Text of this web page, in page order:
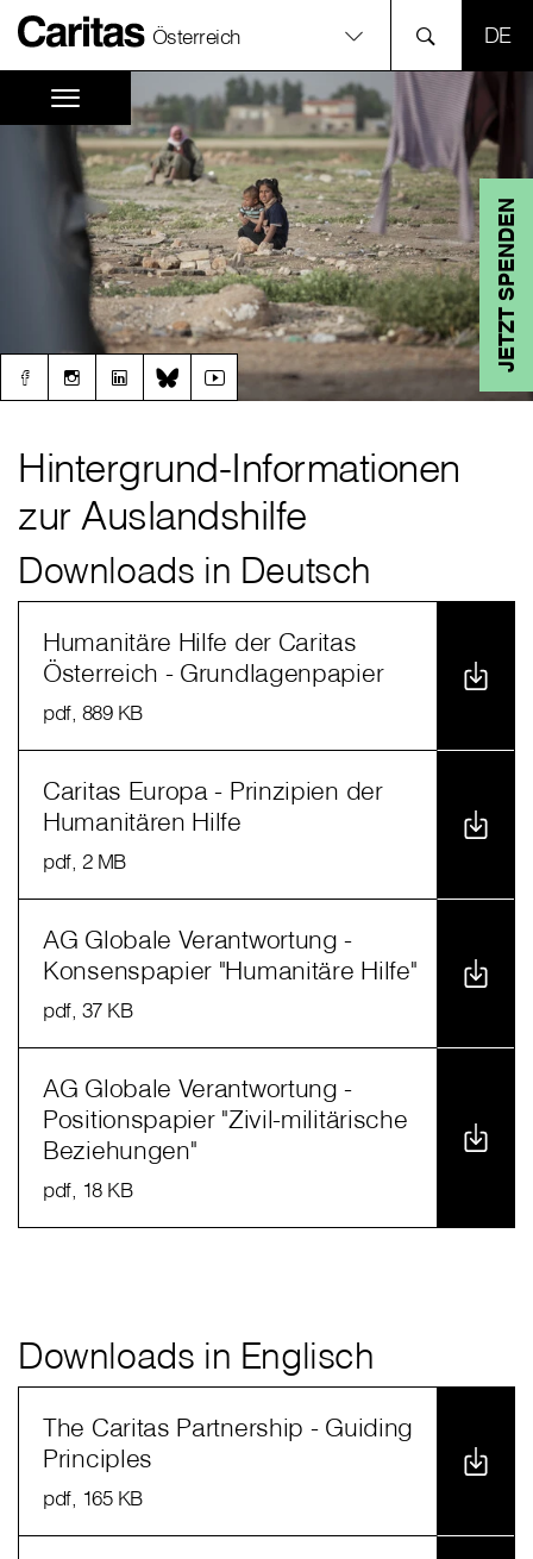
Österreich
JETZT SPENDEN
Hintergrund-Informationen
zur Auslandshilfe
Downloads in Deutsch
Humanitäre Hilfe der Caritas
Österreich - Grundlagenpapier
pdf, 889 KB
Caritas Europa - Prinzipien der
Humanitären Hilfe
pdf, 2 MB
AG Globale Verantwortung -
Konsenspapier "Humanitäre Hilfe"
pdf, 37 KB
AG Globale Verantwortung -
Positionspapier "Zivil-militärische
Beziehungen"
pdf, 18 KB
Downloads in Englisch
The Caritas Partnership - Guiding
Principles
pdf, 165 KB